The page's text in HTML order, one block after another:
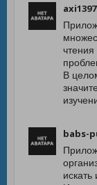
В
babs-